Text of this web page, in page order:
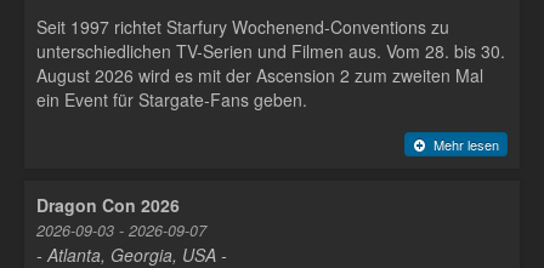
Seit 1997 richtet Starfury Wochenend-Conventions zu
unterschiedlichen TV-Serien und Filmen aus. Vom 28. bis 30.
August 2026 wird es mit der Ascension 2 zum zweiten Mal
ein Event für Stargate-Fans geben.
Mehr lesen
Dragon Con 2026
2026-09-03 - 2026-09-07
- Atlanta, Georgia, USA -